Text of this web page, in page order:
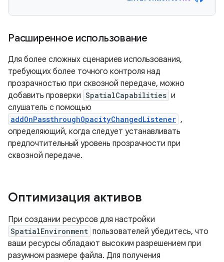
Расширенное использование
Для более сложных сценариев использования,
требующих более точного контроля над
прозрачностью при сквозной передаче, можно
добавить проверки SpatialCapabilities и
слушатель с помощью
addOnPassthroughOpacityChangedListener ,
определяющий, когда следует устанавливать
предпочтительный уровень прозрачности при
сквозной передаче.
Оптимизация активов
При создании ресурсов для настройки
SpatialEnvironment пользователей убедитесь, что
ваши ресурсы обладают высоким разрешением при
разумном размере файла. Для получения